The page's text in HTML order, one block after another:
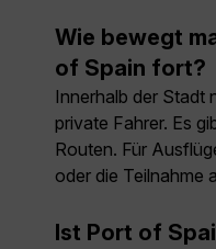
Wie bewegt
of Spain fort?
Innerhalb der Stadt
private Fahrer. Es
Routen. Für
oder die Teilnahme
Ist Port of